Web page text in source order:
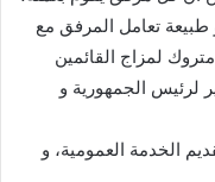
تعامل المرفق مع
لمزاج القائمين
لرئيس الجمهورية و
الخدمة العمومية، و